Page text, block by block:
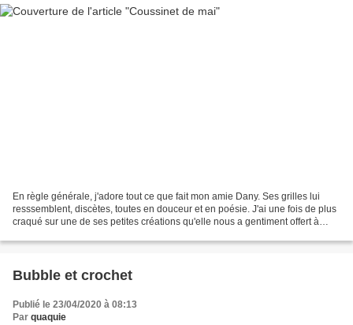
En règle générale, j'adore tout ce que fait mon amie Dany. Ses grilles lui
resssemblent, discètes, toutes en douceur et en poésie. J'ai une fois de plus
craqué sur une de ses petites créations qu'elle nous a gentiment offert à
Bubble et crochet
Publié le 23/04/2020 à 08:13
Par quaquie